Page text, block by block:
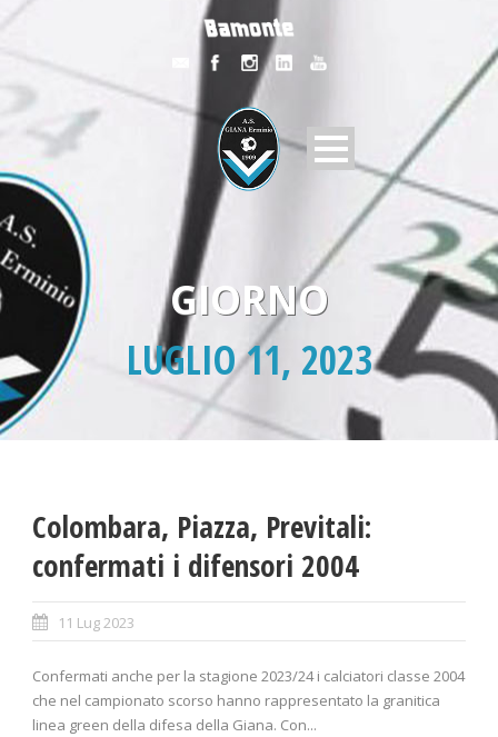
GIORNO
LUGLIO 11, 2023
Colombara, Piazza, Previtali:
confermati i difensori 2004
11 Lug 2023
Confermati anche per la stagione 2023/24 i calciatori classe 2004
che nel campionato scorso hanno rappresentato la granitica
linea green della difesa della Giana. Con...